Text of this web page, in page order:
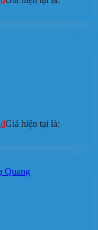
₫Giá hiện tại là: